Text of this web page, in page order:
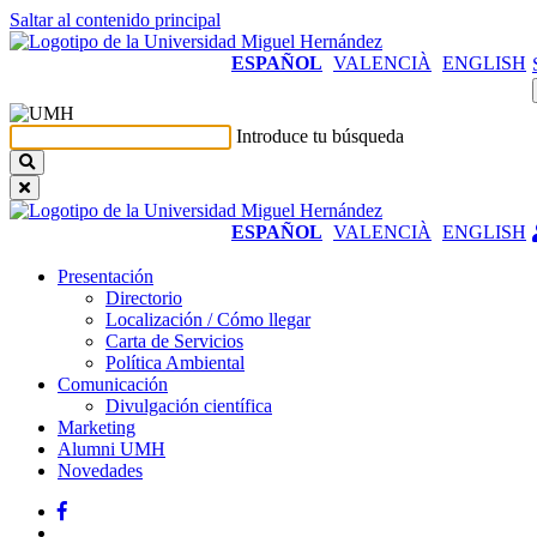
Saltar al contenido principal
ESPAÑOL VALENCIÀ ENGLISH
Introduce tu búsqueda
ESPAÑOL VALENCIÀ ENGLISH
Presentación
Presentación
Directorio
Localización / Cómo llegar
Carta de Servicios
Política Ambiental
Comunicación
Comunicación
Divulgación científica
Marketing
Alumni UMH
Novedades
Facebook